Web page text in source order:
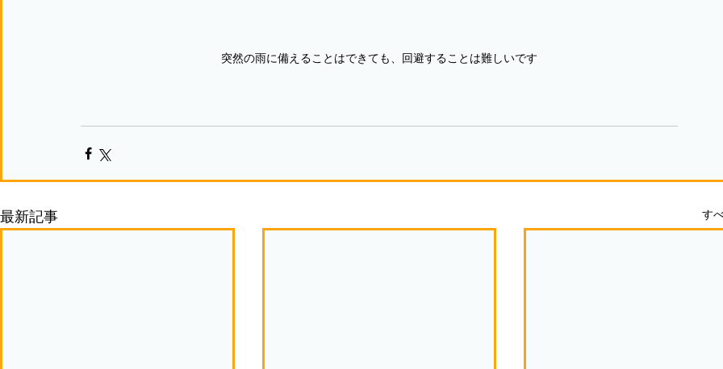
突然の雨に備えることはできても、回避することは難しいです
最新記事 す